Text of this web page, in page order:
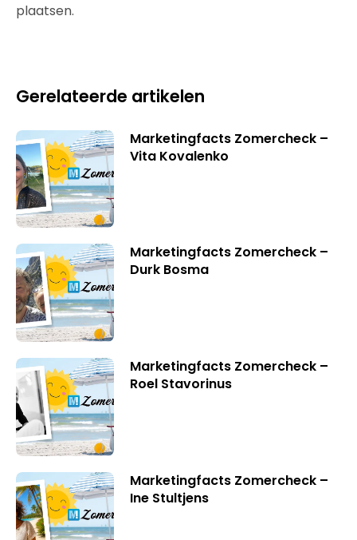
plaatsen.
Gerelateerde artikelen
Marketingfacts Zomercheck –
Vita Kovalenko
Marketingfacts Zomercheck –
Durk Bosma
Marketingfacts Zomercheck –
Roel Stavorinus
Marketingfacts Zomercheck –
Ine Stultjens